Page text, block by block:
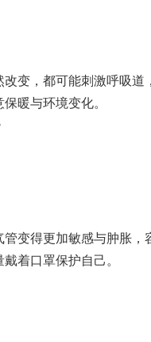
变，都可能刺激呼吸道
暖与环境变化。
变得更加敏感与肿胀，
着口罩保护自己。